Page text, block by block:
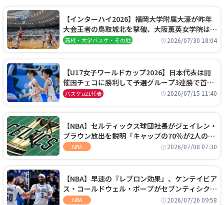
【インターハイ2026】福岡大学附属大濠が昨年
大会王者の鳥取城北を撃破、大阪薫英女学院は岐
阜女子に完勝、大会3日目試合結果
高校・大学バスケ・その他 2026/07/30 18:04
【U17女子ワールドカップ2026】日本代表は開
催国チェコに勝利して予選グループ3連勝で首位
通過！準々決勝の相手はエジプトに決定
バスケu21代表 2026/07/15 11:40
【NBA】セルティックス球団社長がジェイレン・
ブラウン放出を説明「キャップの70％が2人の選
手に集中するチームでは勝てない」
NBA 2026/07/08 07:30
【NBA】早速の『レブロン効果』、ケンテイビア
ス・コールドウェル・ポープがセブンティシクサ
ーズに1年契約で加入
NBA 2026/07/26 09:58